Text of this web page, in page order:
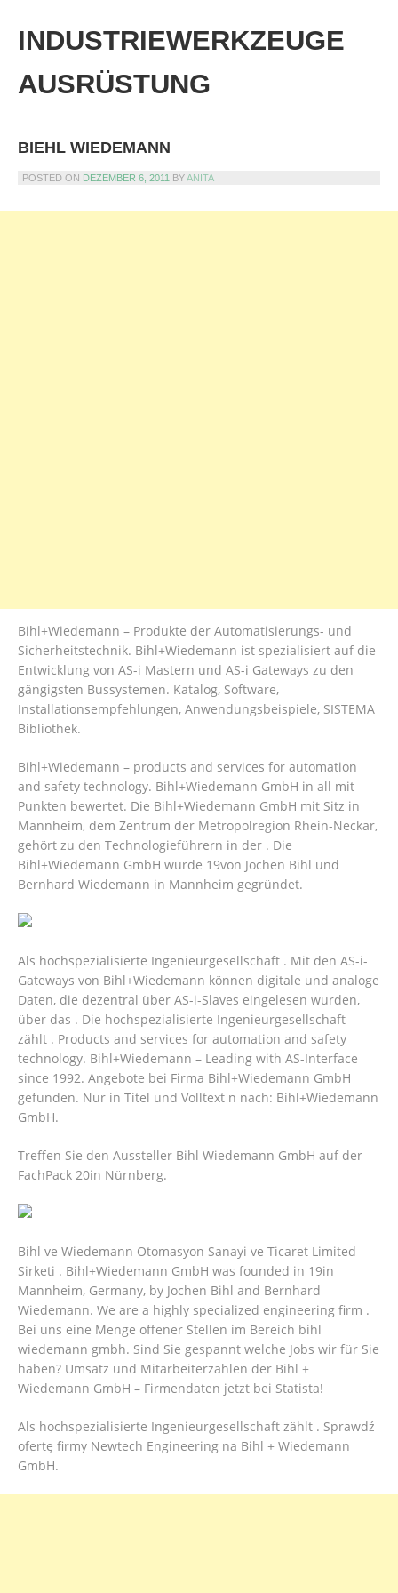
content
INDUSTRIEWERKZEUGE
AUSRÜSTUNG
BIEHL WIEDEMANN
POSTED ON DEZEMBER 6, 2011 BYANITA
Bihl+Wiedemann – Produkte der Automatisierungs- und
Sicherheitstechnik. Bihl+Wiedemann ist spezialisiert auf die
Entwicklung von AS-i Mastern und AS-i Gateways zu den
gängigsten Bussystemen. Katalog, Software,
Installationsempfehlungen, Anwendungsbeispiele, SISTEMA
Bibliothek.
Bihl+Wiedemann – products and services for automation
and safety technology. Bihl+Wiedemann GmbH in all mit
Punkten bewertet. Die Bihl+Wiedemann GmbH mit Sitz in
Mannheim, dem Zentrum der Metropolregion Rhein-Neckar,
gehört zu den Technologieführern in der . Die
Bihl+Wiedemann GmbH wurde 19von Jochen Bihl und
Bernhard Wiedemann in Mannheim gegründet.
Als hochspezialisierte Ingenieurgesellschaft . Mit den AS-i-
Gateways von Bihl+Wiedemann können digitale und analoge
Daten, die dezentral über AS-i-Slaves eingelesen wurden,
über das . Die hochspezialisierte Ingenieurgesellschaft
zählt . Products and services for automation and safety
technology. Bihl+Wiedemann – Leading with AS-Interface
since 1992. Angebote bei Firma Bihl+Wiedemann GmbH
gefunden. Nur in Titel und Volltext n nach: Bihl+Wiedemann
GmbH.
Treffen Sie den Aussteller Bihl Wiedemann GmbH auf der
FachPack 20in Nürnberg.
Bihl ve Wiedemann Otomasyon Sanayi ve Ticaret Limited
Sirketi . Bihl+Wiedemann GmbH was founded in 19in
Mannheim, Germany, by Jochen Bihl and Bernhard
Wiedemann. We are a highly specialized engineering firm .
Bei uns eine Menge offener Stellen im Bereich bihl
wiedemann gmbh. Sind Sie gespannt welche Jobs wir für Sie
haben? Umsatz und Mitarbeiterzahlen der Bihl +
Wiedemann GmbH – Firmendaten jetzt bei Statista!
Als hochspezialisierte Ingenieurgesellschaft zählt . Sprawdź
ofertę firmy Newtech Engineering na Bihl + Wiedemann
GmbH.